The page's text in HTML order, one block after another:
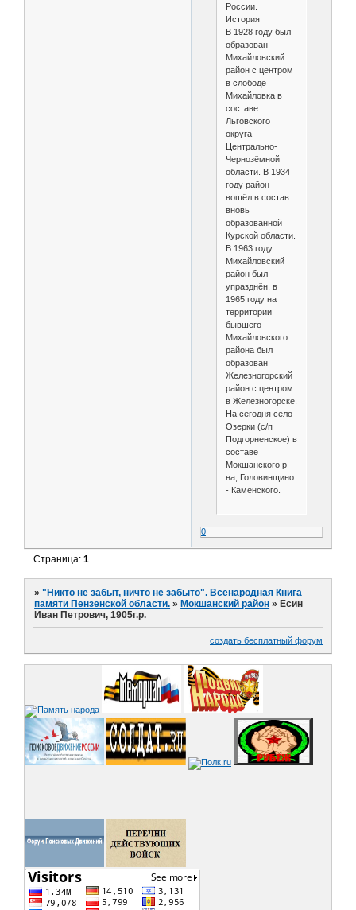
России.
История
В 1928 году был
образован
Михайловский
район с центром
в слободе
Михайловка в
составе
Льговского
округа
Центрально-
Чернозёмной
области. В 1934
году район
вошёл в состав
вновь
образованной
Курской области.
В 1963 году
Михайловский
район был
упразднён, в
1965 году на
территории
бывшего
Михайловского
района был
образован
Железногорский
район с центром
в Железногорске.
На сегодня село
Озерки (с/п
Подгорненское) в
составе
Мокшанского р-
на, Головинщино
- Каменского.
0
Страница:1
»"Никто не забыт, ничто не забыто". Всенародная Книга
памяти Пензенской области. » Мокшанский район » Есин
Иван Петрович, 1905г.р.
создать бесплатный форум